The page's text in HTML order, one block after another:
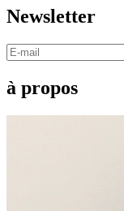
Newsletter
à propos